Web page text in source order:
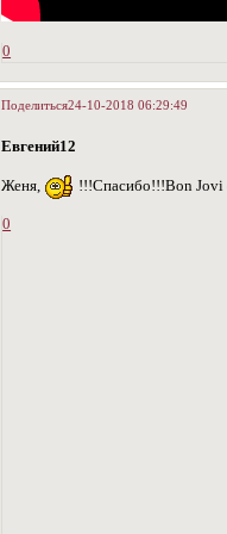
0
Поделиться24-10-2018 06:29:49
Евгений12
Женя, !!!Спасибо!!!Bon Jovi
0